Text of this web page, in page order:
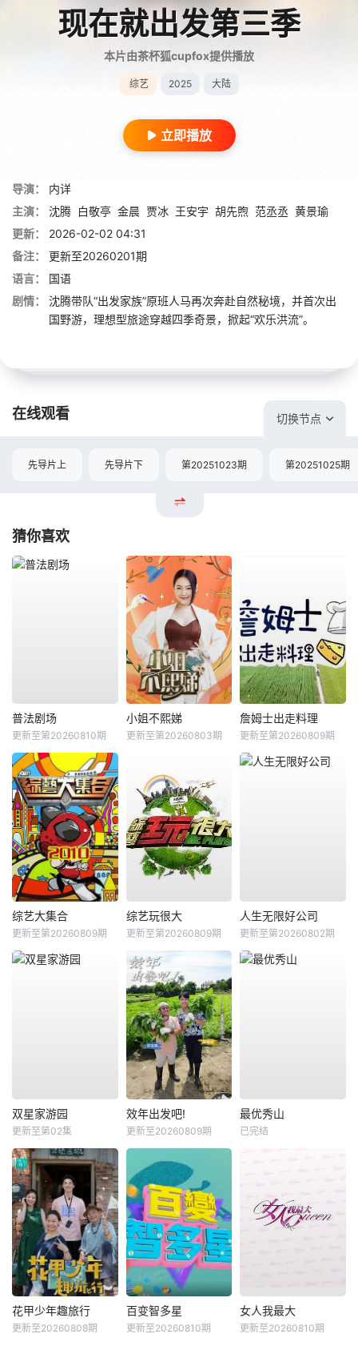
现在就出发第三季
本片由茶杯狐cupfox提供播放
综艺 2025 大陆
立即播放
导演：
内详
主演：
沈腾 白敬亭 金晨 贾冰 王安宇 胡先煦 范丞丞 黄景瑜
更新：
2026-02-02 04:31
备注：
更新至20260201期
语言：
国语
剧情：
沈腾带队“出发家族”原班人马再次奔赴自然秘境，并首次出
国野游，理想型旅途穿越四季奇景，掀起“欢乐洪流”。
在线观看 切换节点
先导片上 先导片下 第20251023期 第20251025期
猜你喜欢
普法剧场
更新至第20260810期
小姐不熙娣
更新至第20260803期
詹姆士出走料理
更新至第20260809期
综艺大集合
更新至第20260809期
综艺玩很大
更新至第20260809期
人生无限好公司
更新至第20260802期
双星家游园
更新至第02集
效年出发吧!
更新至20260809期
最优秀山
已完结
花甲少年趣旅行
更新至20260808期
百变智多星
更新至20260810期
女人我最大
更新至20260810期